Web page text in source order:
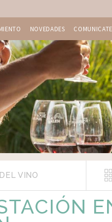
NOVEDADES
VINO